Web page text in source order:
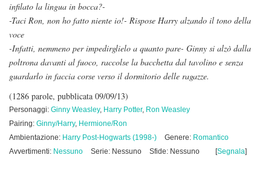
infilato la lingua in bocca?-
-Taci Ron, non ho fatto niente io!- Rispose Harry alzando il tono della
voce
-Infatti, nemmeno per impedirglielo a quanto pare- Ginny si alzò dalla
poltrona davanti al fuoco, raccolse la bacchetta dal tavolino e senza
guardarlo in faccia corse verso il dormitorio delle ragazze.
(1286 parole, pubblicata 09/09/13)
Personaggi: Ginny Weasley, Harry Potter, Ron Weasley
Pairing: Ginny/Harry, Hermione/Ron
Ambientazione: Harry Post-Hogwarts (1998-) Genere: Romantico
Avvertimenti: Nessuno Serie: Nessuno Sfide: Nessuno [Segnala]